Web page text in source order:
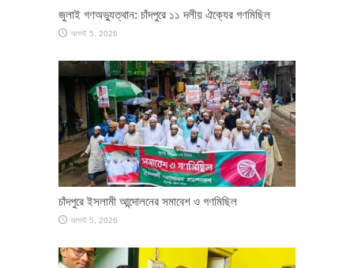
জুলাই গণঅভ্যুত্থান: চাঁদপুরে ১১ দলীয় ঐক্যের গণমিছিল
আগস্ট 5, 2026
চাঁদপুরে ইসলামী আন্দোলনের সমাবেশ ও গণমিছিল
আগস্ট 5, 2026